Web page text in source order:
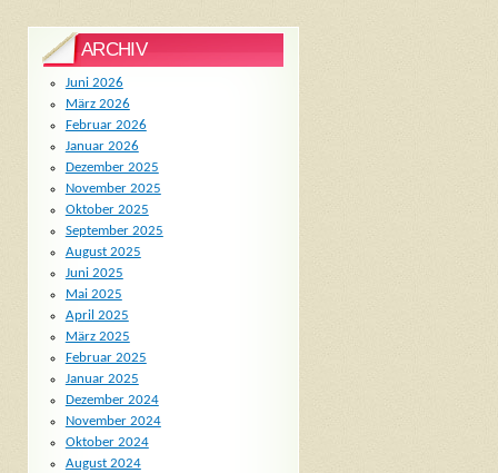
ARCHIV
Juni 2026
März 2026
Februar 2026
Januar 2026
Dezember 2025
November 2025
Oktober 2025
September 2025
August 2025
Juni 2025
Mai 2025
April 2025
März 2025
Februar 2025
Januar 2025
Dezember 2024
November 2024
Oktober 2024
August 2024